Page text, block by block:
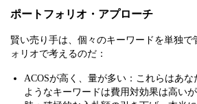
ポートフォリオ・アプローチ
賢い売り手は、個々のキーワードを単独で
ォリオで考えるのだ：
ACOSが高く、量が多い：これらはあ
ようなキーワードは費用対効果は高い